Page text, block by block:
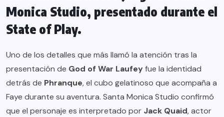
Monica Studio, presentado durante el
State of Play.
Uno de los detalles que más llamó la atención tras la
presentación de God of War Laufeyfue la identidad
detrás de Phranque, el cubo gelatinoso que acompaña a
Faye durante su aventura. Santa Monica Studio confirmó
que el personaje es interpretado por Jack Quaid, actor